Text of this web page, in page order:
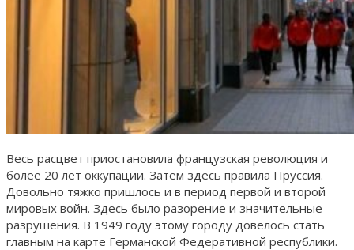
Весь расцвет приостановила французская революция и
более 20 лет оккупации. Затем здесь правила Пруссия.
Довольно тяжко пришлось и в период первой и второй
мировых войн. Здесь было разорение и значительные
разрушения. В 1949 году этому городу довелось стать
главным на карте Германской Федеративной республики.